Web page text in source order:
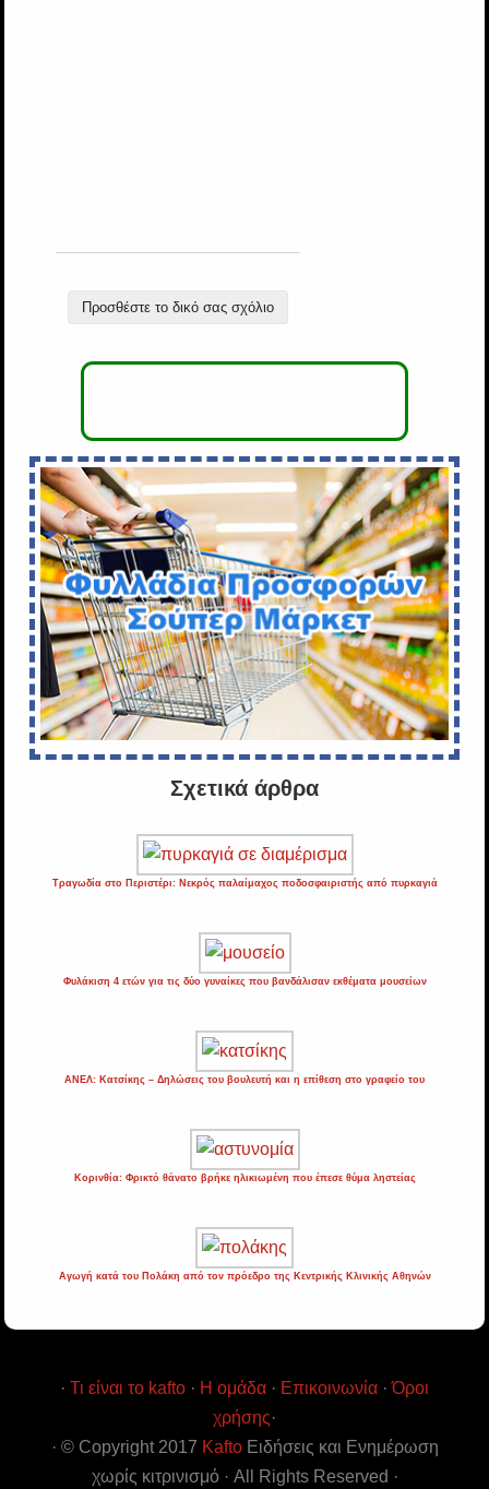
Προσθέστε το δικό σας σχόλιο
Σχετικά άρθρα
Τραγωδία στο Περιστέρι: Νεκρός παλαίμαχος ποδοσφαιριστής από πυρκαγιά
Φυλάκιση 4 ετών για τις δύο γυναίκες που βανδάλισαν εκθέματα μουσείων
ΑΝΕΛ: Κατσίκης – Δηλώσεις του βουλευτή και η επίθεση στο γραφείο του
Κορινθία: Φρικτό θάνατο βρήκε ηλικιωμένη που έπεσε θύμα ληστείας
Αγωγή κατά του Πολάκη από τον πρόεδρο της Κεντρικής Κλινικής Αθηνών
· Τι είναι το kafto · Η ομάδα · Επικοινωνία ·Όροι
χρήσης·
· © Copyright 2017 KaftoΕιδήσεις και Ενημέρωση
χωρίς κιτρινισμό · All Rights Reserved ·